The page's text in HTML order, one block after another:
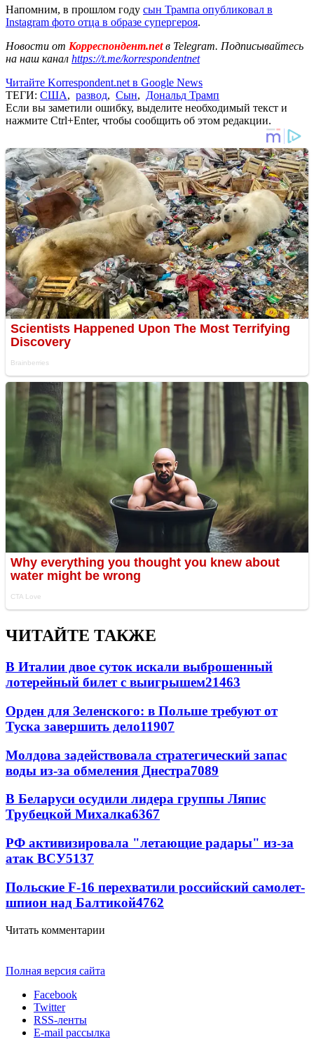
Напомним, в прошлом году сын Трампа опубликовал в
Instagram фото отца в образе супергероя.
Новости от Корреспондент.netв Telegram. Подписывайтесь
на наш канал https://t.me/korrespondentnet
Читайте Korrespondent.net в Google News
ТЕГИ: США, развод, Сын, Дональд Трамп
Если вы заметили ошибку, выделите необходимый текст и
нажмите Ctrl+Enter, чтобы сообщить об этом редакции.
ЧИТАЙТЕ ТАКЖЕ
В Италии двое суток искали выброшенный
лотерейный билет с выигрышем21463
Орден для Зеленского: в Польше требуют от
Туска завершить дело11907
Молдова задействовала стратегический запас
воды из-за обмеления Днестра7089
В Беларуси осудили лидера группы Ляпис
Трубецкой Михалка6367
РФ активизировала "летающие радары" из-за
атак ВСУ5137
Польские F-16 перехватили российский самолет-
шпион над Балтикой4762
Читать комментарии
Полная версия сайта
Facebook
Twitter
RSS-ленты
E-mail рассылка